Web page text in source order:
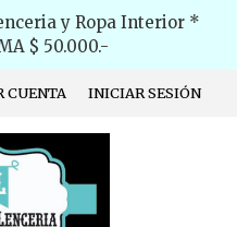
y Ropa Interior *
$ 50.000.-
CUENTA INICIAR SESIÓN